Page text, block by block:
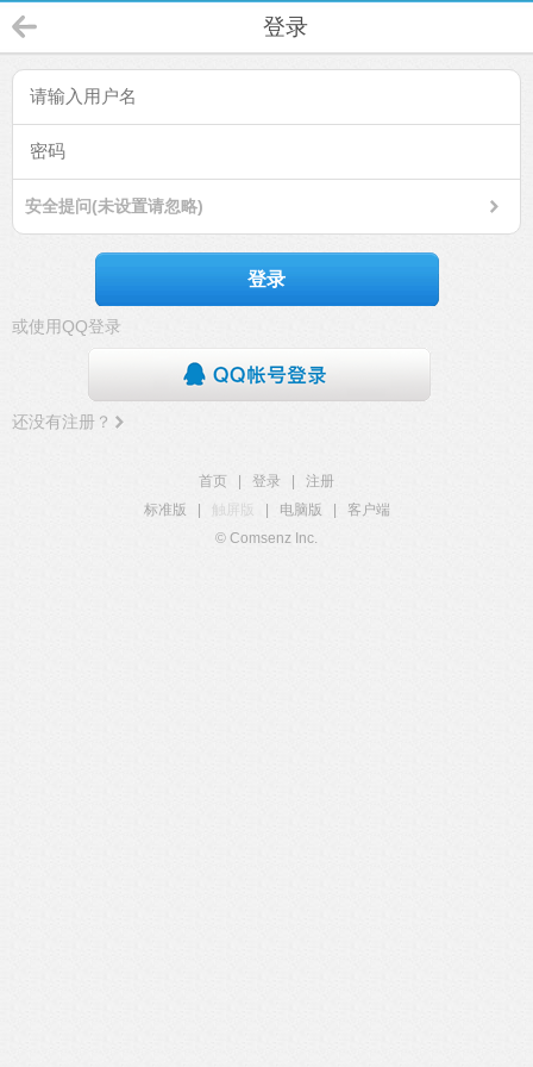
登录
安全提问(未设置请忽略)
登录
或使用QQ登录
还没有注册？
首页 登录
注册
标准版
触屏版 电脑版
客户端
© Comsenz Inc.